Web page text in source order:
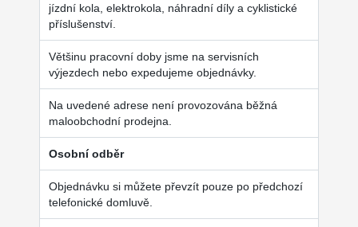
jízdní kola, elektrokola, náhradní díly a cyklistické
příslušenství.
Většinu pracovní doby jsme na servisních
výjezdech nebo expedujeme objednávky.
Na uvedené adrese není provozována běžná
maloobchodní prodejna.
Osobní odběr
Objednávku si můžete převzít pouze po předchozí
telefonické domluvě.